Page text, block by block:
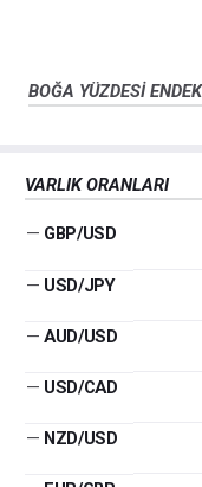
BOĞA YÜZDESİ
VARLIK ORANLARI
— GBP/USD
— USD/JPY
— AUD/USD
— USD/CAD
— NZD/USD